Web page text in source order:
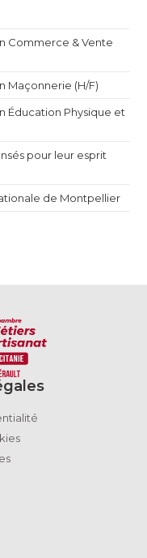
Commerce & Vente
Maçonnerie (H/F)
Éducation Physique et
pour leur esprit
de Montpellier